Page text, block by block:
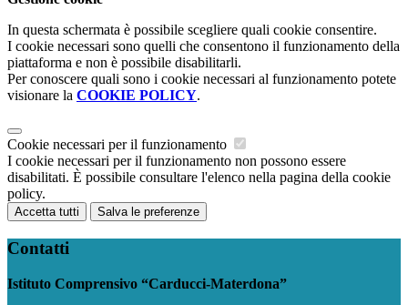
In questa schermata è possibile scegliere quali cookie consentire.
I cookie necessari sono quelli che consentono il funzionamento della
piattaforma e non è possibile disabilitarli.
Per conoscere quali sono i cookie necessari al funzionamento potete
visionare la COOKIE POLICY.
Cookie necessari per il funzionamento
I cookie necessari per il funzionamento non possono essere
disabilitati. È possibile consultare l'elenco nella pagina della cookie
policy.
Accetta tutti Salva le preferenze
Contatti
Istituto Comprensivo “Carducci-Materdona”